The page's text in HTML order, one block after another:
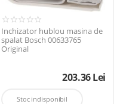
Inchizator hublou masina de
spalat Bosch 00633765
Original
203.36Lei
Stoc indisponibil